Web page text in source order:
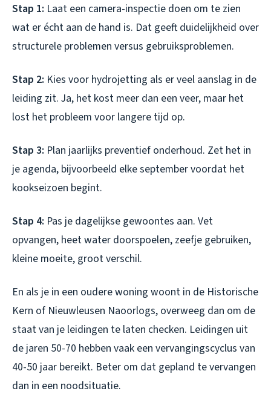
Stap 1: Laat een camera-inspectie doen om te zien
wat er écht aan de hand is. Dat geeft duidelijkheid over
structurele problemen versus gebruiksproblemen.
Stap 2: Kies voor hydrojetting als er veel aanslag in de
leiding zit. Ja, het kost meer dan een veer, maar het
lost het probleem voor langere tijd op.
Stap 3: Plan jaarlijks preventief onderhoud. Zet het in
je agenda, bijvoorbeeld elke september voordat het
kookseizoen begint.
Stap 4: Pas je dagelijkse gewoontes aan. Vet
opvangen, heet water doorspoelen, zeefje gebruiken,
kleine moeite, groot verschil.
En als je in een oudere woning woont in de Historische
Kern of Nieuwleusen Naoorlogs, overweeg dan om de
staat van je leidingen te laten checken. Leidingen uit
de jaren 50-70 hebben vaak een vervangingscyclus van
40-50 jaar bereikt. Beter om dat gepland te vervangen
dan in een noodsituatie.